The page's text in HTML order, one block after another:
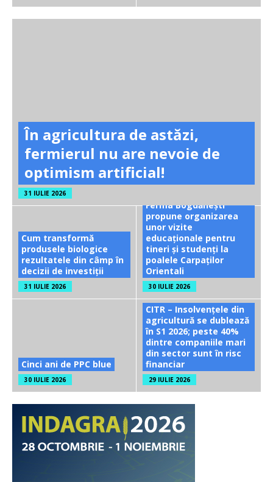
În agricultura de astăzi,
fermierul nu are nevoie de
optimism artificial!
31 IULIE 2026
Cum transformă
produsele biologice
rezultatele din câmp în
decizii de investiții
31 IULIE 2026
Ferma Bogdănești
propune organizarea
unor vizite
educaționale pentru
tineri și studenți la
poalele Carpaților
Orientali
30 IULIE 2026
Cinci ani de PPC blue
30 IULIE 2026
CITR – Insolvențele din
agricultură se dublează
în S1 2026; peste 40%
dintre companiile mari
din sector sunt în risc
financiar
29 IULIE 2026